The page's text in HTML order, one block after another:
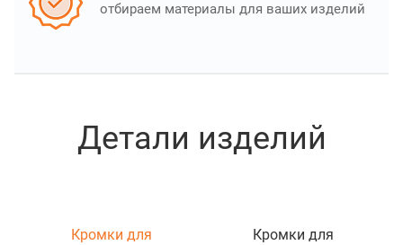
отбираем материалы для ваших изделий
Детали изделий
Кромки для
Кромки для